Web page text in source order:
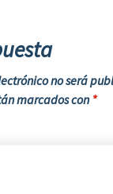
no será
marcados con *